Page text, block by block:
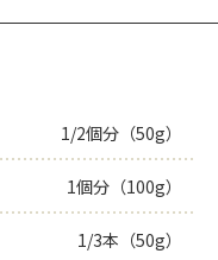
1/2個分（50g）
1個分（100g）
1/3本（50g）